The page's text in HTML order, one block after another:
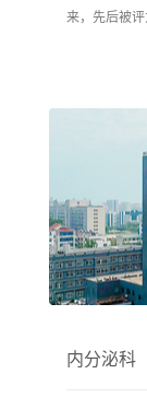
来，先后被
内分泌科